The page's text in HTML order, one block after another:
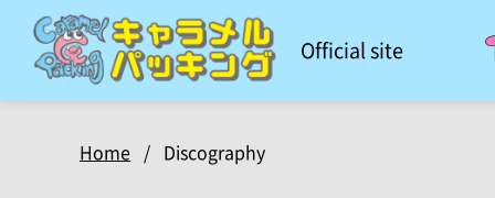
Official site
Home / Discography